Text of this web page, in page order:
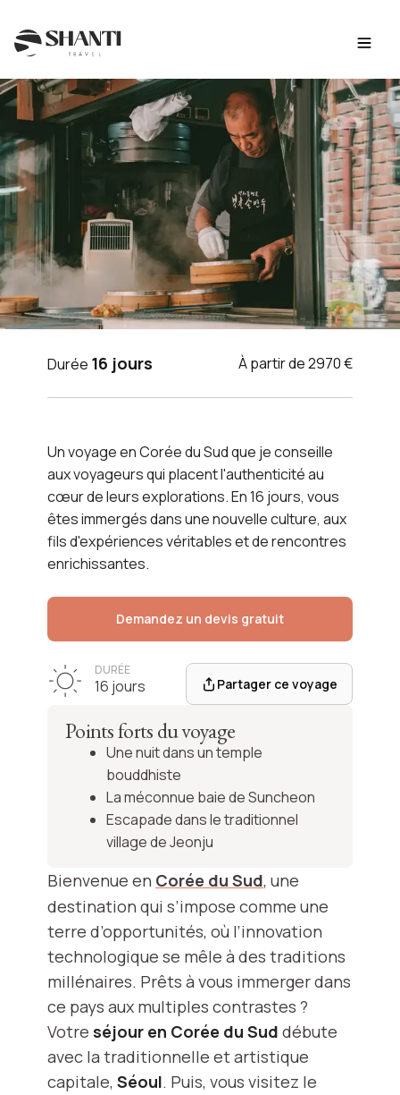
VOYAGE CORÉE DU SUD
Rencontres et immersion en
Voir l'itinéraire
DURÉE
16 jours Partager ce voyage
Points forts du voyage
Une nuit dans un temple
bouddhiste
La méconnue baie de Suncheon
Escapade dans le traditionnel
village de Jeonju
Bienvenue en Corée du Sud, une
destination qui s’impose comme une
terre d’opportunités, où l’innovation
technologique se mêle à des traditions
millénaires. Prêts à vous immerger dans
ce pays aux multiples contrastes ?
Votre séjour en Corée du Sud débute
avec la traditionnelle et artistique
capitale, Séoul. Puis, vous visitez le
Durée 16 jours À partir de 2970 €
Un voyage en Corée du Sud que je conseille
aux voyageurs qui placent l'authenticité au
cœur de leurs explorations. En 16 jours, vous
êtes immergés dans une nouvelle culture, aux
fils d'expériences véritables et de rencontres
enrichissantes.
Demandez un devis gratuit